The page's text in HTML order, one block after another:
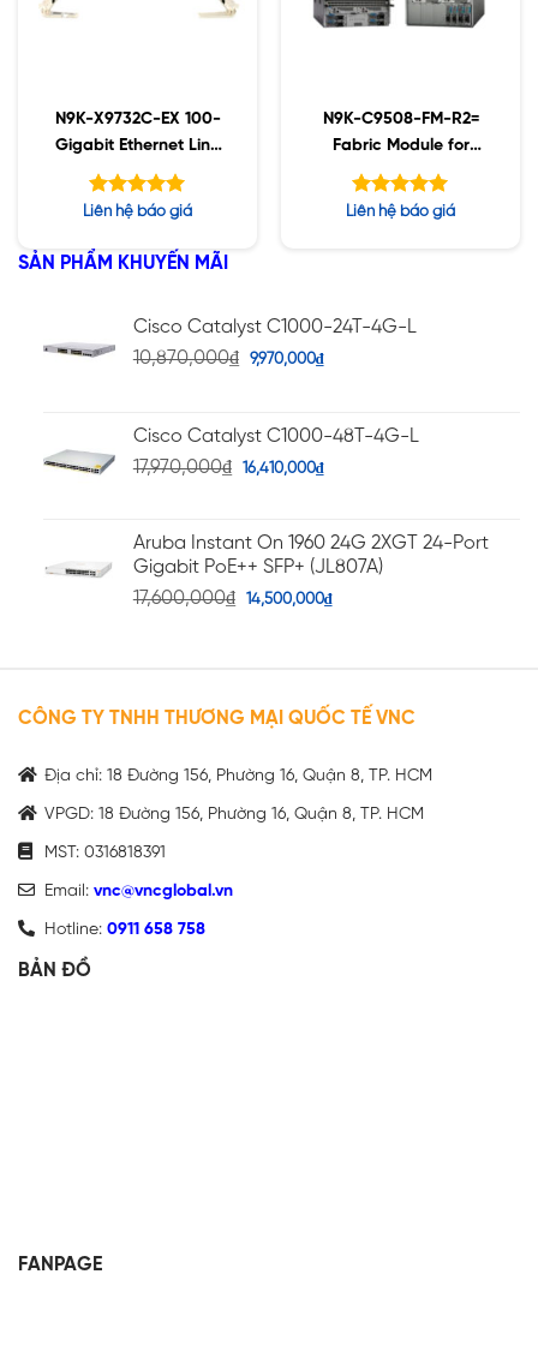
N9K-X9732C-EX 100-
Gigabit Ethernet Line
Card
Được xếp
5 sao
Liên hệ báo giá
N9K-C9508-FM-R2=
Fabric Module for
400G in N9508R with
Được xếp
Liên hệ báo giá
SẢN PHẨM KHUYẾN MÃI
Cisco Catalyst C1000-24T-4G-L
10,870,000₫ 9,970,000₫
Cisco Catalyst C1000-48T-4G-L
17,970,000₫ 16,410,000₫
Aruba Instant On 1960 24G 2XGT 24-Port
Gigabit PoE++ SFP+ (JL807A)
17,600,000₫ 14,500,000₫
CÔNG TY TNHH THƯƠNG MẠI QUỐC TẾ VNC
Địa chỉ: 18 Đường 156, Phường 16, Quận 8, TP. HCM
VPGD: 18 Đường 156, Phường 16, Quận 8, TP. HCM
MST: 0316818391
Email: vnc@vncglobal.vn
Hotline: 0911 658 758
BẢN ĐỒ
FANPAGE